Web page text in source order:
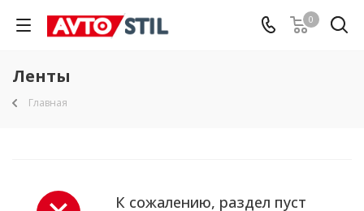
0
Ленты
Главная
К сожалению, раздел пуст